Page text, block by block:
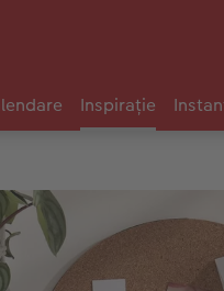
Inspirație